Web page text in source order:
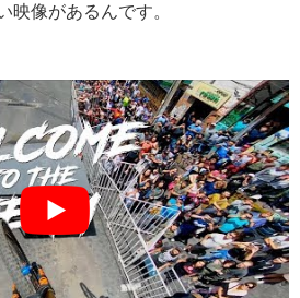
像があるんです。